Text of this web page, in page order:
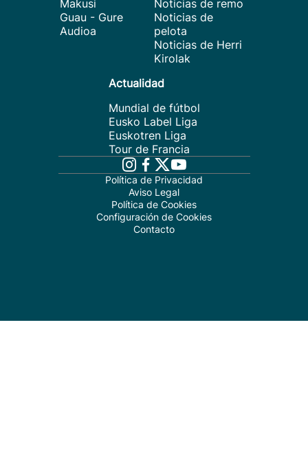
Makusi
Guau - Gure
Audioa
Noticias de remo
Noticias de
pelota
Noticias de Herri
Kirolak
Actualidad
Mundial de fútbol
Eusko Label Liga
Euskotren Liga
Tour de Francia
Política de Privacidad
Aviso Legal
Política de Cookies
Configuración de Cookies
Contacto